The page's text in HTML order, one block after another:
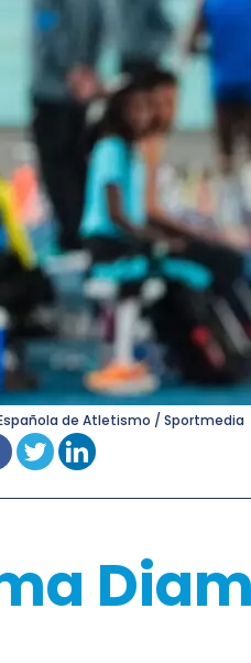
de Atletismo / Sportmedia